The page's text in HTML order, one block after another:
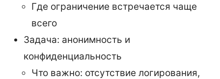
Где ограничение встречается чаще
всего
Задача: анонимность и
конфиденциальность
Что важно: отсутствие логирования,